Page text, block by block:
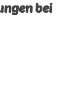
bei